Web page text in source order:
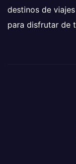
destinos de
para disfrutar de